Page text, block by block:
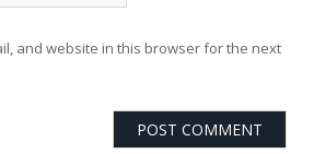
and website in this browser for the next